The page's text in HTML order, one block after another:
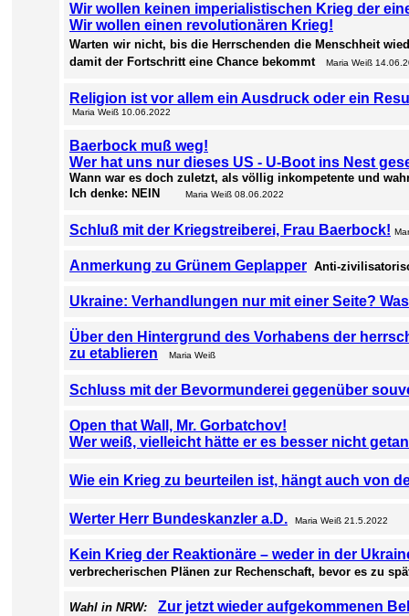
Wir wollen keinen imperialistischen Krieg der
Wir wollen einen revolutionären Krieg!
Warten wir nicht, bis die Herrschenden die Menschheit
damit der Fortschritt eine Chance bekommt
Maria Weiß
Religion ist vor allem ein Ausdruck oder ein
Maria Weiß 10.06.2022
Baerbock muß weg!
Wer hat uns nur dieses US - U-Boot ins Nest
Wann war es doch zuletzt, als völlig inkompetente und
Ich denke: NEIN
Maria Weiß 08.06.2022
Schluß mit der Kriegstreiberei, Frau Baerbock!
Anmerkung zu Grünem Geplapper Anti-
Ukraine: Verhandlungen nur mit einer Seite?
Über den Hintergrund des Vorhabens der
zu etablieren
Maria Weiß
Schluss mit der Bevormunderei gegenüber
Open that Wall, Mr. Gorbatchov!
Wer weiß, vielleicht hätte er es besser nicht getan
Wie ein Krieg zu beurteilen ist, hängt auch von
Werter Herr Bundeskanzler a.D. Maria Weiß 21.5.2022
Kein Krieg der Reaktionäre – weder in der
verbrecherischen Plänen zur Rechenschaft, bevor es zu
Wahl in NRW: Zur jetzt wieder aufgekommenen